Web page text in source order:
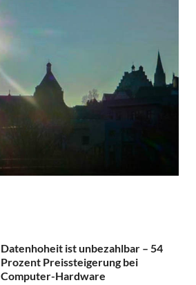
Datenhoheit ist unbezahlbar – 54
Prozent Preissteigerung bei
Computer-Hardware